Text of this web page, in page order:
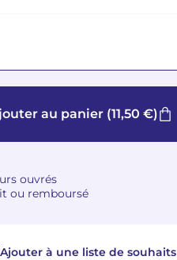
au panier(11,50 €)
ouvrés
ou remboursé
Ajouter à une liste de souhaits